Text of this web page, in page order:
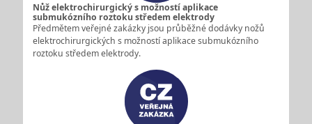
Nůž elektrochirurgický s možností aplikace
submukózního roztoku středem elektrody
Předmětem veřejné zakázky jsou průběžné dodávky nožů
elektrochirurgických s možností aplikace submukózního
roztoku středem elektrody.